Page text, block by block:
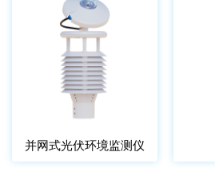
并网式光伏环境监测仪